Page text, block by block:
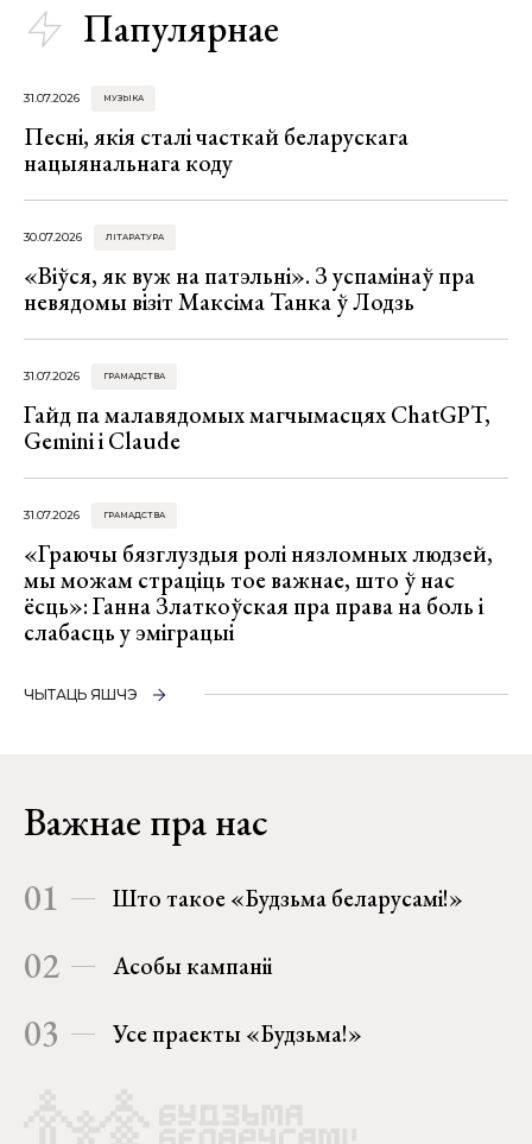
Папулярнае
31.07.2026 МУЗЫКА
Песні, якія сталі часткай беларускага
нацыянальнага коду
30.07.2026 ЛІТАРАТУРА
«Віўся, як вуж на патэльні». З успамінаў пра
невядомы візіт Максіма Танка ў Лодзь
31.07.2026 ГРАМАДСТВА
Гайд па малавядомых магчымасцях ChatGPT,
Gemini і Claude
31.07.2026 ГРАМАДСТВА
«Граючы бязглуздыя ролі нязломных людзей,
мы можам страціць тое важнае, што ў нас
ёсць»: Ганна Златкоўская пра права на боль і
слабасць у эміграцыі
ЧЫТАЦЬ ЯШЧЭ
Важнае пра нас
01 Што такое «Будзьма беларусамі!»
02 Асобы кампаніі
03 Усе праекты «Будзьма!»